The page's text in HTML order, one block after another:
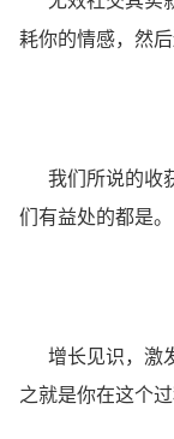
耗你的情感，然
我们所说的收
们有益处的都是。
增长见识，激
之就是你在这个